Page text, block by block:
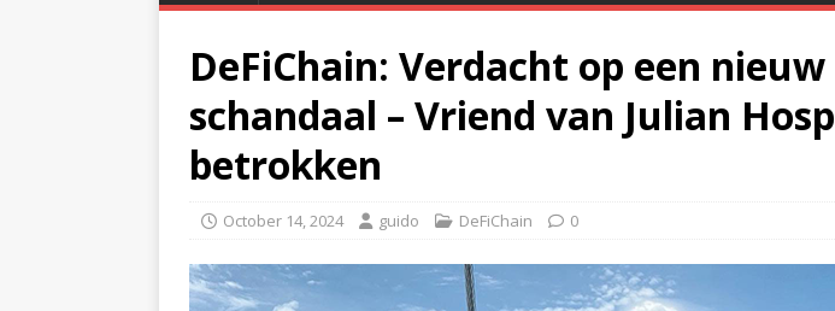
DeFiChain: Verdacht op een nieuw
schandaal – Vriend van Julian Hosp
betrokken
October 14, 2024 guido DeFiChain 0